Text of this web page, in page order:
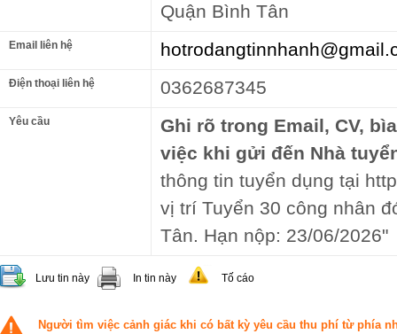
Quận Bình Tân
Email liên hệ
Điện thoại liên hệ 0362687345
Yêu cầu
Ghi rõ trong Email, CV,
việc khi gửi đến Nhà
thông tin tuyển dụng tại
vị trí Tuyển 30 công nhân
Tân. Hạn nộp: 23/06/2026"
Lưu tin này In tin này Tố cáo
Người tìm việc cảnh giác khi có bất kỳ yêu cầu thu phí từ phía